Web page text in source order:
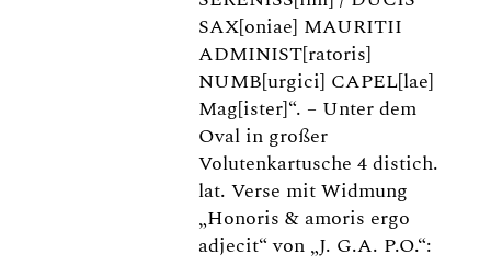
SAX[oniae] MAURITII
ADMINIST[ratoris]
NUMB[urgici] CAPEL[lae]
Mag[ister]“. – Unter dem
Oval in großer
Volutenkartusche 4 distich.
lat. Verse mit Widmung
„Honoris & amoris ergo
adjecit“ von „J. G.A. P.O.“: